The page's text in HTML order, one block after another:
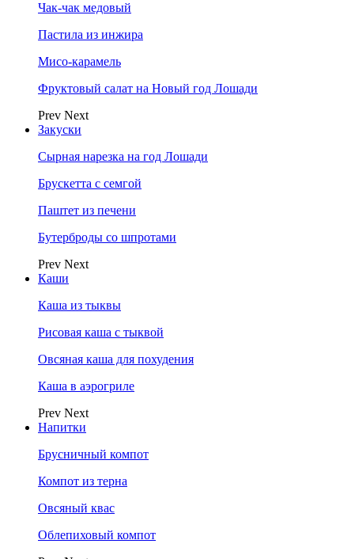
Чак-чак медовый
Пастила из инжира
Мисо-карамель
Фруктовый салат на Новый год Лошади
Prev Next
Закуски
Сырная нарезка на год Лошади
Брускетта с семгой
Паштет из печени
Бутерброды со шпротами
Prev Next
Каши
Каша из тыквы
Рисовая каша с тыквой
Овсяная каша для похудения
Каша в аэрогриле
Prev Next
Напитки
Брусничный компот
Компот из терна
Овсяный квас
Облепиховый компот